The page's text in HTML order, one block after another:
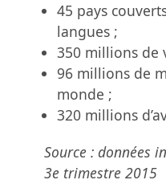
45 pays
langues ;
350 millions de
96 millions de
monde ;
320 millions
Source : données
3e trimestre 2015